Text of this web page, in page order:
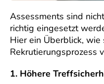
Assessments sind
richtig eingesetzt
Hier ein Überblick, wie
Rekrutierungsprozess
1. Höhere